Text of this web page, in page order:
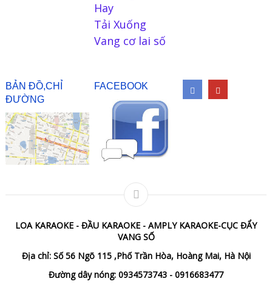
Hay
Tải Xuống
Vang cơ lai số
BẢN ĐỒ,CHỈ
ĐƯỜNG
FACEBOOK
LOA KARAOKE - ĐẦU KARAOKE - AMPLY KARAOKE-CỤC ĐẨY
VANG SỐ
Địa chỉ: Số 56 Ngõ 115 ,Phố Trần Hòa, Hoàng Mai, Hà Nội
Đường dây nóng: 0934573743 - 0916683477